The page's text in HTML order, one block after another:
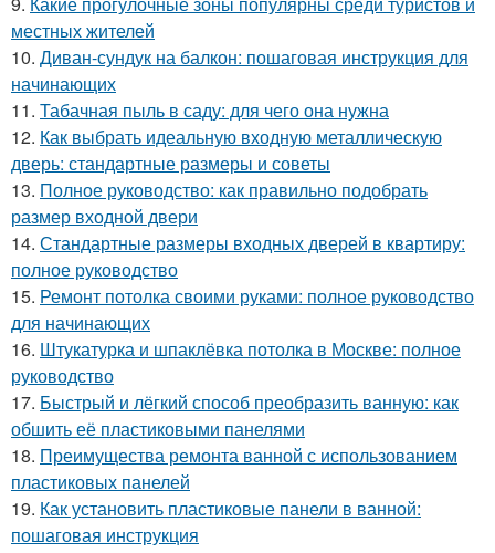
местных жителей
10. Диван-сундук на балкон: пошаговая инструкция для
начинающих
11. Табачная пыль в саду: для чего она нужна
12. Как выбрать идеальную входную металлическую
дверь: стандартные размеры и советы
13. Полное руководство: как правильно подобрать
размер входной двери
14. Стандартные размеры входных дверей в квартиру:
полное руководство
15. Ремонт потолка своими руками: полное руководство
для начинающих
16. Штукатурка и шпаклёвка потолка в Москве: полное
руководство
17. Быстрый и лёгкий способ преобразить ванную: как
обшить её пластиковыми панелями
18. Преимущества ремонта ванной с использованием
пластиковых панелей
19. Как установить пластиковые панели в ванной:
пошаговая инструкция